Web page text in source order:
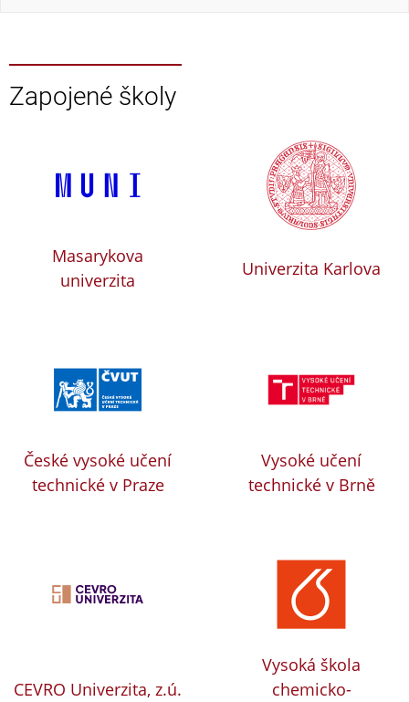
Zapojené školy
Masarykova
univerzita
Univerzita Karlova
České vysoké učení
technické v Praze
Vysoké učení
technické v Brně
CEVRO Univerzita, z.ú.
Vysoká škola
chemicko-